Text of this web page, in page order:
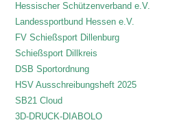
Hessischer Schützenverband e.V.
Landessportbund Hessen e.V.
FV Schießsport Dillenburg
Schießsport Dillkreis
DSB Sportordnung
HSV Ausschreibungsheft 2025
SB21 Cloud
3D-DRUCK-DIABOLO